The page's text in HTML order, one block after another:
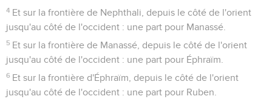
4 Et sur la frontière de Nephthali, depuis le côté de l'orient
jusqu'au côté de l'occident : une part pour Manassé.
5 Et sur la frontière de Manassé, depuis le côté de l'orient
jusqu'au côté de l'occident : une part pour Éphraïm.
6 Et sur la frontière d'Éphraïm, depuis le côté de l'orient
jusqu'au côté de l'occident : une part pour Ruben.